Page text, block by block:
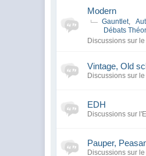
Modern
Gauntlet,
Débats
Discussions sur
Vintage, Old
Discussions sur
EDH
Discussions sur
Pauper,
Discussions sur